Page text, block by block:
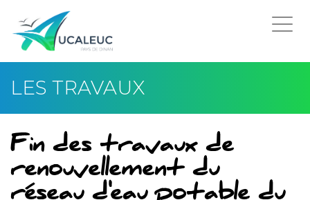
LES TRAVAUX
Fin des travaux de
renouvellement du
réseau d'eau potable du